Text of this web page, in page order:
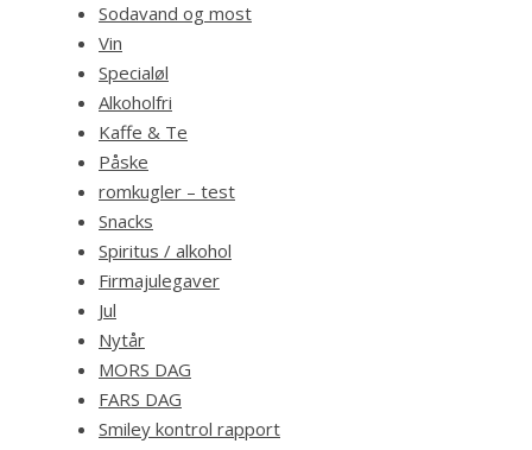
Sodavand og most
Vin
Specialøl
Alkoholfri
Kaffe & Te
Påske
romkugler – test
Snacks
Spiritus / alkohol
Firmajulegaver
Jul
Nytår
MORS DAG
FARS DAG
Smiley kontrol rapport